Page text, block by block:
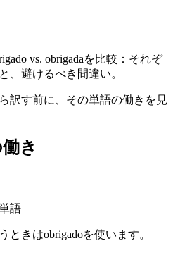
vs. obrigadaを比較：それぞ
、避けるべき間違い。
訳す前に、その単語の働きを見
き
語
きはobrigadoを使います。